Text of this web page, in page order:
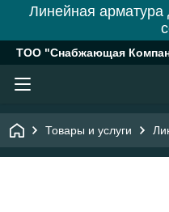
Линейная арматура
ТОО "Снабжающая
Товары и услуги